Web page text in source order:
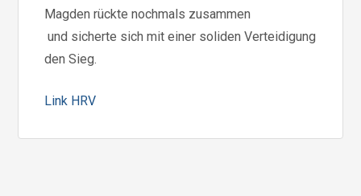
Magden rückte nochmals zusammen
und sicherte sich mit einer soliden Verteidigung
den Sieg.
Link HRV